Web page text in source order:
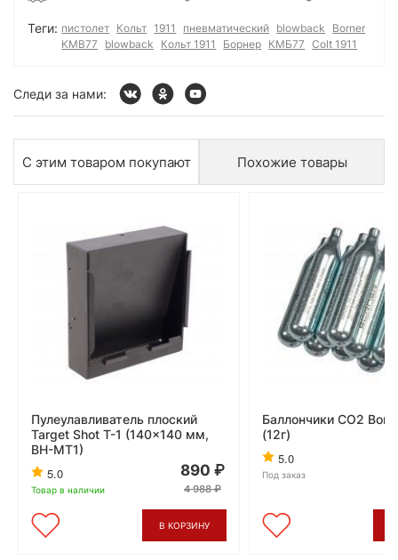
Теги: пистолет Кольт 1911 пневматический blowback
Borner
KMB77
blowback Кольт 1911 Борнер КМБ77 Colt 1911
Следи за нами:
С этим товаром покупают Похожие товары
Пулеулавливатель плоский
Target Shot T-1 (140x140 мм,
BH-MT1)
5.0
Товар в наличии
890
4 988
В КОРЗИНУ
Баллончики CO2
(12г)
5.0
Под заказ